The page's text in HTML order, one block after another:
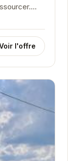
plein
l'offre